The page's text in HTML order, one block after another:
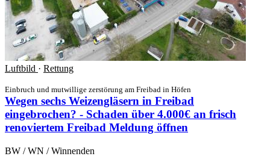
Luftbild · Rettung
Einbruch und mutwillige zerstörung am Freibad in Höfen
Wegen sechs Weizengläsern in Freibad
eingebrochen? - Schaden über 4.000€ an frisch
renoviertem Freibad Meldung öffnen
BW / WN / Winnenden